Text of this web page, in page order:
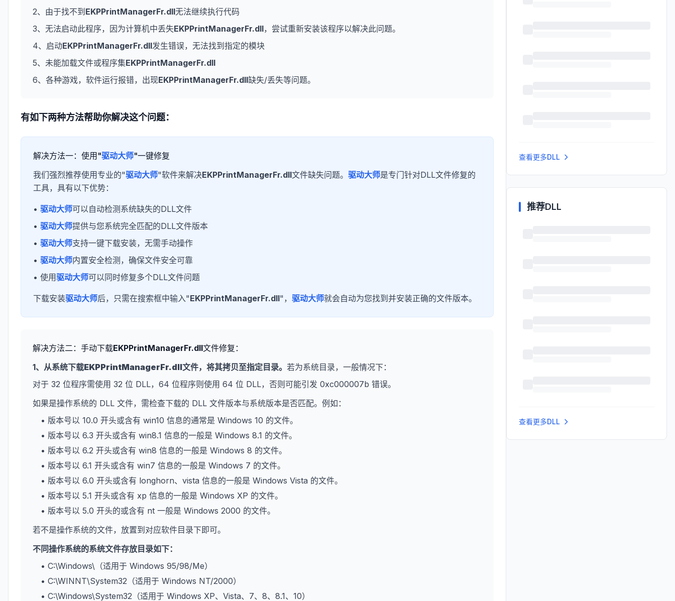
2、由于找不到 EKPPrintManagerFr.dll无法继续执行代码
3、无法启动此程序，因为计算机中丢失EKPPrintManagerFr.dll，尝试重新安装该程序以解决此问题。
4、启动EKPPrintManagerFr.dll发生错误，无法找到指定的模块
5、未能加载文件或程序集EKPPrintManagerFr.dll
6、各种游戏，软件运行报错，出现EKPPrintManagerFr.dll缺失/丢失等问题。
有如下两种方法帮助你解决这个问题：
解决方法一：使用"驱动大师"一键修复
我们强烈推荐使用专业的"驱动大师"软件来解决EKPPrintManagerFr.dll文件缺失问题。 驱动大师是专门针对DLL文件修复的
工具，具有以下优势：
• 驱动大师可以自动检测系统缺失的DLL文件
• 驱动大师提供与您系统完全匹配的DLL文件版本
• 驱动大师支持一键下载安装，无需手动操作
• 驱动大师内置安全检测，确保文件安全可靠
• 使用驱动大师可以同时修复多个DLL文件问题
下载安装驱动大师后，只需在搜索框中输入"EKPPrintManagerFr.dll"， 驱动大师就会自动为您找到并安装正确的文件版本。
解决方法二：手动下载EKPPrintManagerFr.dll文件修复：
1、从系统下载EKPPrintManagerFr.dll文件，将其拷贝至指定目录。 若为系统目录，一般情况下：
对于 32 位程序需使用 32 位 DLL，64 位程序则使用 64 位 DLL，否则可能引发 0xc000007b 错误。
如果是操作系统的 DLL 文件，需检查下载的 DLL 文件版本与系统版本是否匹配。例如：
• 版本号以 10.0 开头或含有 win10 信息的通常是 Windows 10 的文件。
• 版本号以 6.3 开头或含有 win8.1 信息的一般是 Windows 8.1 的文件。
• 版本号以 6.2 开头或含有 win8 信息的一般是 Windows 8 的文件。
• 版本号以 6.1 开头或含有 win7 信息的一般是 Windows 7 的文件。
• 版本号以 6.0 开头或含有 longhorn、vista 信息的一般是 Windows Vista 的文件。
• 版本号以 5.1 开头或含有 xp 信息的一般是 Windows XP 的文件。
• 版本号以 5.0 开头的或含有 nt 一般是 Windows 2000 的文件。
若不是操作系统的文件，放置到对应软件目录下即可。
不同操作系统的系统文件存放目录如下：
• C:\Windows\（适用于 Windows 95/98/Me）
• C:\WINNT\System32（适用于 Windows NT/2000）
• C:\Windows\System32（适用于 Windows XP、Vista、7、8、8.1、10）
查看更多DLL
推荐DLL
查看更多DLL